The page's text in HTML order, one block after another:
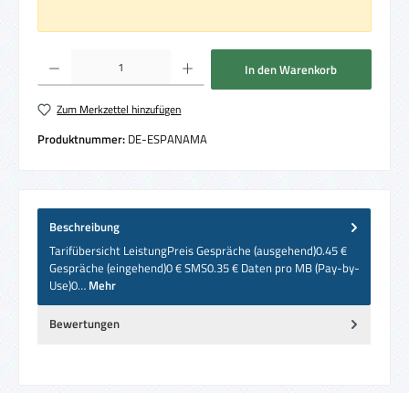
Produkt Anzahl: Gib den gewünschten Wert ein oder benutze die Schaltflächen um
In den Warenkorb
Zum Merkzettel hinzufügen
Produktnummer: DE-ESPANAMA
Beschreibung
Tarifübersicht LeistungPreis Gespräche (ausgehend)0.45 €
Gespräche (eingehend)0 € SMS0.35 € Daten pro MB (Pay-by-
Use)0… Mehr
Bewertungen